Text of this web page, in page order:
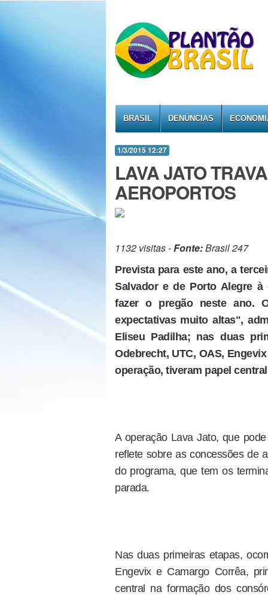
BRASIL DENÚNCIAS
1/3/2015 12:27
LAVA JATO
AEROPORTOS
1132 visitas -Fonte:Brasil 247
Prevista para este ano, a
Salvador e de Porto Alegre à
fazer o pregão neste ano.
expectativas muito altas",
Eliseu Padilha; nas duas
Odebrecht, UTC, OAS,
operação, tiveram papel
A operação Lava Jato, que
reflete sobre as concessões de
do programa, que tem os
parada.
Nas duas primeiras etapas,
Engevix e Camargo Corrêa,
central na formação dos